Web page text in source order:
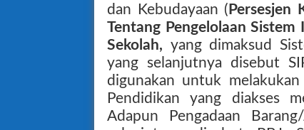
dan Kebudayaan ( Persesjen
Tentang Pengelolaan
Sekolah, yang dimaksud
yang selanjutnya disebut
digunakan untuk
Pendidikan yang diakses
Adapun Pengadaan